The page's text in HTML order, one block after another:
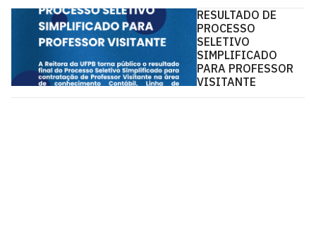
RESULTADO DE
PROCESSO
SELETIVO
SIMPLIFICADO
PARA PROFESSOR
VISITANTE